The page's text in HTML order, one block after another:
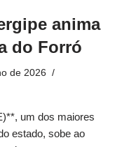
anima
do Forró
de 2026
um dos maiores
estado, sobe ao